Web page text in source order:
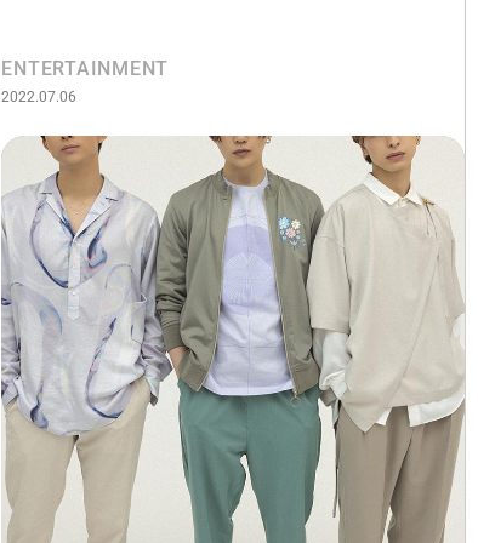
ENTERTAINMENT
2022.07.06